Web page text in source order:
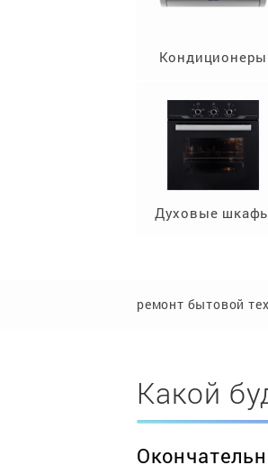
Кондиционеры
Духовые
ремонт бытовой
Какой